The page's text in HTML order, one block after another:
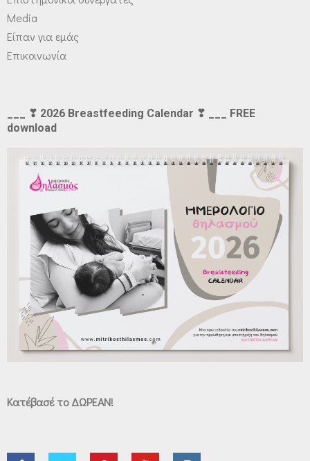
Media
Είπαν για εμάς
Επικοινωνία
___ ❣ 2026 Breastfeeding Calendar ❣ ___ FREE
download
Κατέβασέ το ΔΩΡΕΑΝ!